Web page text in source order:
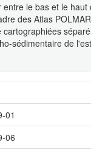
le bas et le
des Atlas
sédimentaire de
01
06